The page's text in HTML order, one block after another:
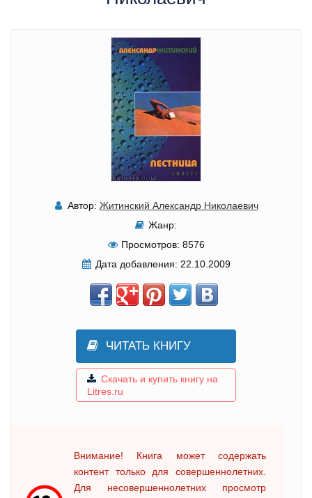
Автор: Житинский Александр Николаевич
Жанр:
Просмотров: 8576
Дата добавления: 22.10.2009
ЧИТАТЬ КНИГУ
Скачать и купить книгу на
Litres.ru
Внимание! Книга может содержать
контент только для совершеннолетних.
Для несовершеннолетних просмотр